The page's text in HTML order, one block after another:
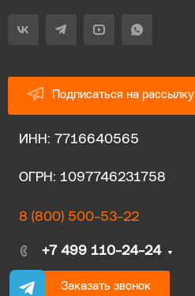
Подписаться на рассылку
ИНН: 7716640565
ОГРН: 1097746231758
8 (800) 500-53-22
+7 499 110-24-24
Заказать звонок